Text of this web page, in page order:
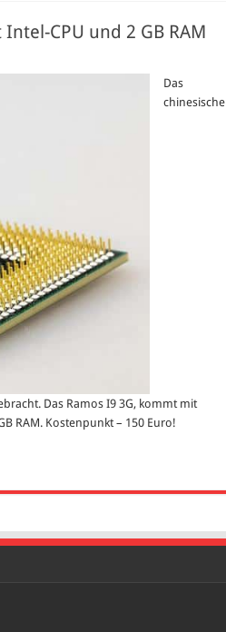
CPU und 2 GB RAM
Das
chinesische
Das Ramos I9 3G, kommt mit
RAM. Kostenpunkt – 150 Euro!